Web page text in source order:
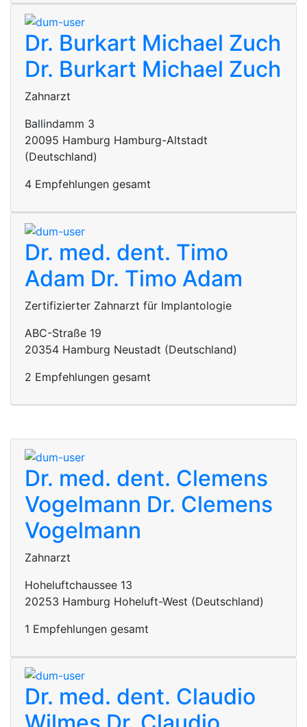
Dr. Burkart Michael Zuch
Dr. Burkart Michael Zuch
Zahnarzt
Ballindamm 3
20095 Hamburg Hamburg-Altstadt
(Deutschland)
4 Empfehlungen gesamt
Dr. med. dent. Timo
Adam Dr. Timo Adam
Zertifizierter Zahnarzt für Implantologie
ABC-Straße 19
20354 Hamburg Neustadt (Deutschland)
2 Empfehlungen gesamt
Dr. med. dent. Clemens
Vogelmann Dr. Clemens
Vogelmann
Zahnarzt
Hoheluftchaussee 13
20253 Hamburg Hoheluft-West (Deutschland)
1 Empfehlungen gesamt
Dr. med. dent. Claudio